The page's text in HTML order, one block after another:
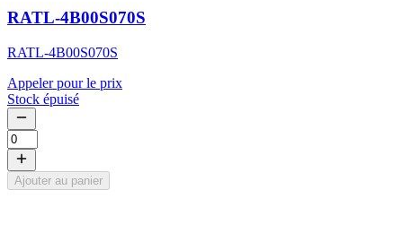
RATL-4B00S070S
RATL-4B00S070S
Appeler pour le prix
Stock épuisé
Ajouter au panier